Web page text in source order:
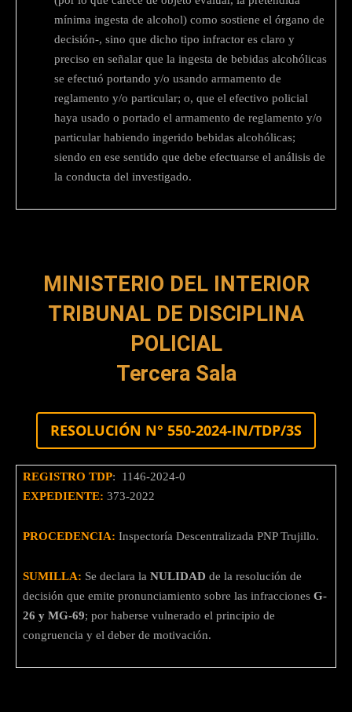
mínima ingesta de alcohol) como sostiene el órgano de
decisión-, sino que dicho tipo infractor es claro y
preciso en señalar que la ingesta de bebidas alcohólicas
se efectuó portando y/o usando armamento de
reglamento y/o particular; o, que el efectivo policial
haya usado o portado el armamento de reglamento y/o
particular habiendo ingerido bebidas alcohólicas;
siendo en ese sentido que debe efectuarse el análisis de
la conducta del investigado.
MINISTERIO DEL INTERIOR
TRIBUNAL DE DISCIPLINA
POLICIAL
Tercera Sala
RESOLUCIÓN N° 550-2024-IN/TDP/3S
REGISTRO TDP: 1146-2024-0
EXPEDIENTE: 373-2022
PROCEDENCIA: Inspectoría Descentralizada PNP Trujillo.
SUMILLA: Se declara la NULIDAD de la resolución de
decisión que emite pronunciamiento sobre las infracciones G-
26 y MG-69; por haberse vulnerado el principio de
congruencia y el deber de motivación.